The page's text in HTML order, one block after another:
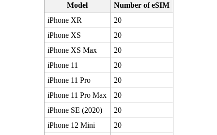
Model
Number of eSIM
iPhone XR
20
iPhone XS
20
iPhone XS Max
20
iPhone 11
20
iPhone 11 Pro
20
iPhone 11 Pro Max
20
iPhone SE (2020)
20
iPhone 12 Mini
20